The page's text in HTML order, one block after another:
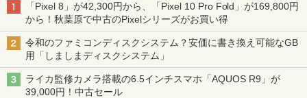
「Pixel 8」が42,300円から、「Pixel 10 Pro Fold」が169,800円
から！秋葉原で中古のPixelシリーズがお買い得
令和のファミコンディスクシステム？安価に書き換え可能なGB
用「しましまディスクシステム」
ライカ監修カメラ搭載の6.5インチスマホ「AQUOS R9」が
39,000円！中古セール